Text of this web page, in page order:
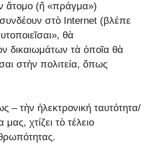
ἄτομο (ἤ «πράγμα»)
συνδέουν στὸ Internet (βλέπε
θὰ
δικαιωμάτων τὰ ὁποῖα θὰ
στὴν πολιτεία, ὅπως
τὴν ἠλεκτρονική ταυτότητα/
χτίζει τὸ τέλειο